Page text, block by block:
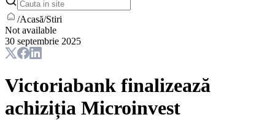
/Acasă/Stiri
Not available
30 septembrie 2025
Victoriabank finalizează
achiziția Microinvest